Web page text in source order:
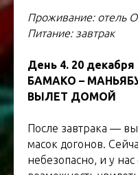
Проживание: отель
Питание: завтрак
День 4. 20 декабря
БАМАКО –
ВЫЛЕТ ДОМОЙ
После завтрака —
масок догонов.
небезопасно, и у нас